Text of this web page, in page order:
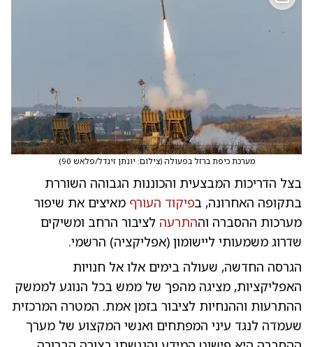
מערכת כיפת ברזל בפעולה (צילום: יונתן זינדל/פלאש 90 )
בצל הדריכות המבצעית והכוננות הגבוהה השוררת
בתקופה האחרונה, בפיקוד העורף מאיצים את שיפור
מערכות ההסברה וההתרעה לציבור הרחב ומשיקים
שדרוג משמעותי ליישומון (אפליקציה) הרשמי.
הגרסה החדשה, שעולה בימים אלו אל חנויות
האפליקציות, מציגה מהפך של ממש בכל הנוגע לממשק
ההתרעות וההנחיות לציבור בזמן אמת. המטרה המרכזית
שעמדה לנגד עיני המפתחים ואנשי המקצוע של מערך